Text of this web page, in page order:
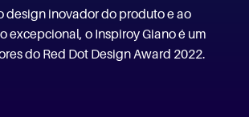
design inovador do produto e ao
excepcional, o Inspiroy Giano é um
do Red Dot Design Award 2022.